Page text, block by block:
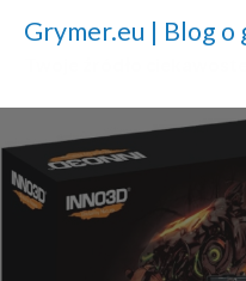
Grymer.eu | Blog o